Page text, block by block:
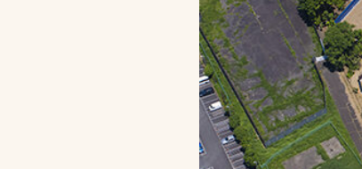
スポーツターフ（芝